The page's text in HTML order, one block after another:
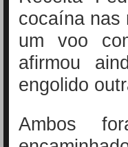
cocaína nas
um voo
afirmou
engolido
Ambos